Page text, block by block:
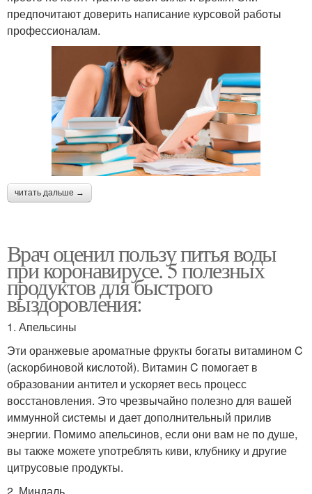
предпочитают доверить написание курсовой работы
профессионалам.
читать дальше →
Врач оценил пользу питья воды
при коронавирусе. 5 полезных
продуктов для быстрого
выздоровления:
1. Апельсины
Эти оранжевые ароматные фрукты богаты витамином C
(аскорбиновой кислотой). Витамин C помогает в
образовании антител и ускоряет весь процесс
восстановления. Это чрезвычайно полезно для вашей
иммунной системы и дает дополнительный прилив
энергии. Помимо апельсинов, если они вам не по душе,
вы также можете употреблять киви, клубнику и другие
цитрусовые продукты.